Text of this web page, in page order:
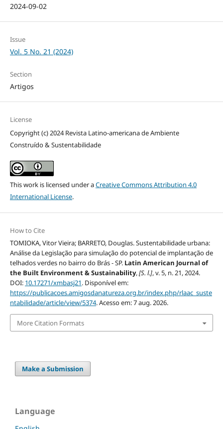
2024-09-02
Issue
Vol. 5 No. 21 (2024)
Section
Artigos
License
Copyright (c) 2024 Revista Latino-americana de Ambiente
Construído & Sustentabilidade
This work is licensed under aCreative Commons Attribution 4.0
International License.
How to Cite
TOMIOKA, Vitor Vieira; BARRETO, Douglas. Sustentabilidade urbana:
Análise da Legislação para simulação do potencial de implantação de
telhados verdes no bairro do Brás - SP. Latin American Journal of
the Built Environment & Sustainability,[S. l.], v. 5, n. 21, 2024.
DOI: 10.17271/xmbasj21. Disponível em:
https://publicacoes.amigosdanatureza.org.br/index.php/rlaac_suste
ntabilidade/article/view/5374. Acesso em: 7 aug. 2026.
More Citation Formats
Make a Submission
Language